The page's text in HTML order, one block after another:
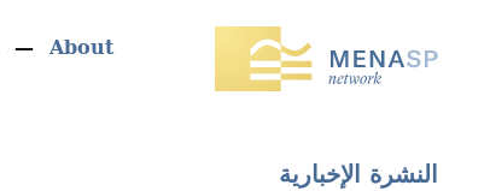
About
النشرة الإخبارية